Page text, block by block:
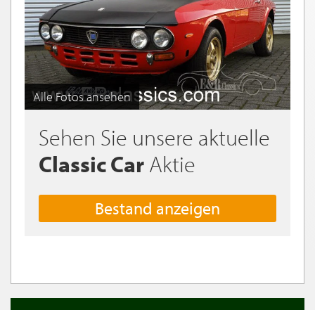
Alle Fotos ansehen
Sehen Sie unsere aktuelle
Classic Car Aktie
Bestand anzeigen